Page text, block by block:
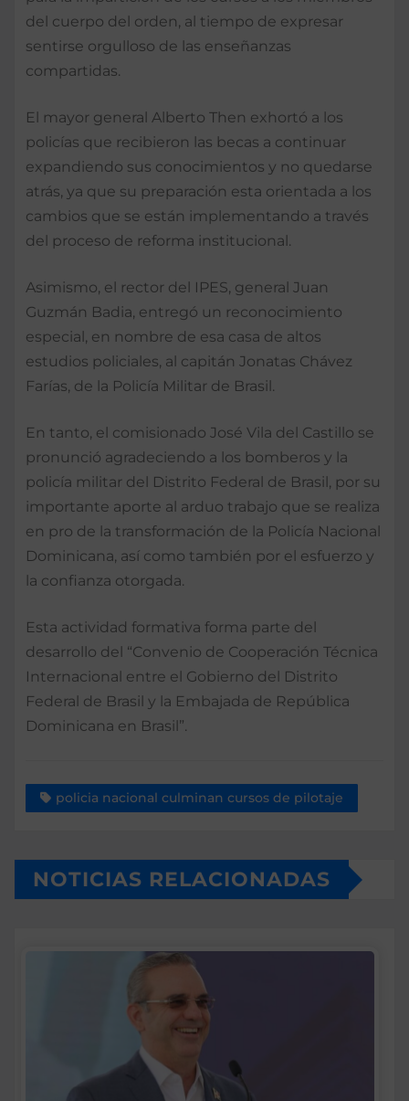
del cuerpo del orden, al tiempo de expresar
sentirse orgulloso de las enseñanzas
compartidas.
El mayor general Alberto Then exhortó a los
policías que recibieron las becas a continuar
expandiendo sus conocimientos y no quedarse
atrás, ya que su preparación esta orientada a los
cambios que se están implementando a través
del proceso de reforma institucional.
Asimismo, el rector del IPES, general Juan
Guzmán Badia, entregó un reconocimiento
especial, en nombre de esa casa de altos
estudios policiales, al capitán Jonatas Chávez
Farías, de la Policía Militar de Brasil.
En tanto, el comisionado José Vila del Castillo se
pronunció agradeciendo a los bomberos y la
policía militar del Distrito Federal de Brasil, por su
importante aporte al arduo trabajo que se realiza
en pro de la transformación de la Policía Nacional
Dominicana, así como también por el esfuerzo y
la confianza otorgada.
Esta actividad formativa forma parte del
desarrollo del “Convenio de Cooperación Técnica
Internacional entre el Gobierno del Distrito
Federal de Brasil y la Embajada de República
Dominicana en Brasil”.
policia nacional culminan cursos de pilotaje
NOTICIAS RELACIONADAS